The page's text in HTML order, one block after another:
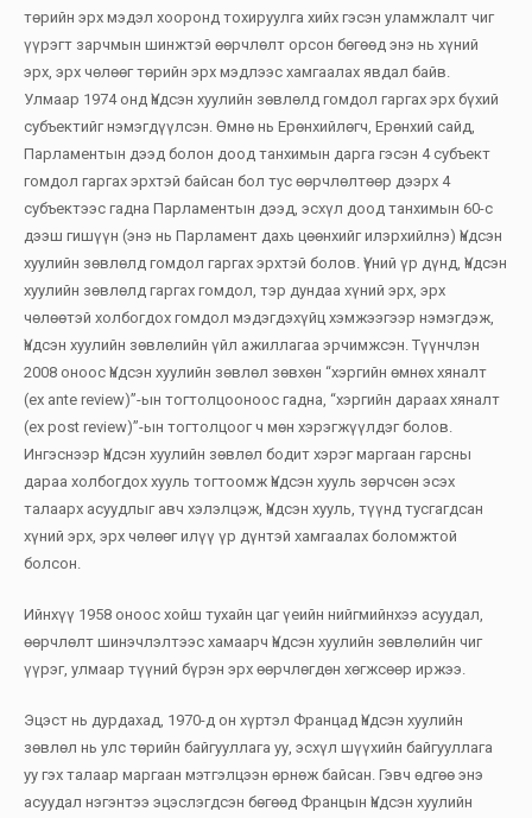
төрийн эрх мэдэл хооронд тохируулга хийх гэсэн уламжлалт чиг
үүрэгт зарчмын шинжтэй өөрчлөлт орсон бөгөөд энэ нь хүний
эрх, эрх чөлөөг төрийн эрх мэдлээс хамгаалах явдал байв.
Улмаар 1974 онд Үндсэн хуулийн зөвлөлд гомдол гаргах эрх бүхий
субъектийг нэмэгдүүлсэн. Өмнө нь Ерөнхийлөгч, Ерөнхий сайд,
Парламентын дээд болон доод танхимын дарга гэсэн 4 субъект
гомдол гаргах эрхтэй байсан бол тус өөрчлөлтөөр дээрх 4
субъектээс гадна Парламентын дээд, эсхүл доод танхимын 60-с
дээш гишүүн (энэ нь Парламент дахь цөөнхийг илэрхийлнэ) Үндсэн
хуулийн зөвлөлд гомдол гаргах эрхтэй болов. Үүний үр дүнд, Үндсэн
хуулийн зөвлөлд гаргах гомдол, тэр дундаа хүний эрх, эрх
чөлөөтэй холбогдох гомдол мэдэгдэхүйц хэмжээгээр нэмэгдэж,
Үндсэн хуулийн зөвлөлийн үйл ажиллагаа эрчимжсэн. Түүнчлэн
2008 оноос Үндсэн хуулийн зөвлөл зөвхөн “хэргийн өмнөх хяналт
(ex ante review)”-ын тогтолцооноос гадна, “хэргийн дараах хяналт
(ex post review)”-ын тогтолцоог ч мөн хэрэгжүүлдэг болов.
Ингэснээр Үндсэн хуулийн зөвлөл бодит хэрэг маргаан гарсны
дараа холбогдох хууль тогтоомж Үндсэн хууль зөрчсөн эсэх
талаарх асуудлыг авч хэлэлцэж, Үндсэн хууль, түүнд тусгагдсан
хүний эрх, эрх чөлөөг илүү үр дүнтэй хамгаалах боломжтой
болсон.
Ийнхүү 1958 оноос хойш тухайн цаг үеийн нийгмийнхээ асуудал,
өөрчлөлт шинэчлэлтээс хамаарч Үндсэн хуулийн зөвлөлийн чиг
үүрэг, улмаар түүний бүрэн эрх өөрчлөгдөн хөгжсөөр иржээ.
Эцэст нь дурдахад, 1970-д он хүртэл Францад Үндсэн хуулийн
зөвлөл нь улс төрийн байгууллага уу, эсхүл шүүхийн байгууллага
уу гэх талаар маргаан мэтгэлцээн өрнөж байсан. Гэвч өдгөө энэ
асуудал нэгэнтээ эцэслэгдсэн бөгөөд Францын Үндсэн хуулийн